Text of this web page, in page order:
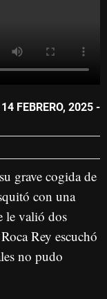
FEBRERO, 2025 -
grave cogida de
con una
le valió dos
Rey escuchó
no pudo